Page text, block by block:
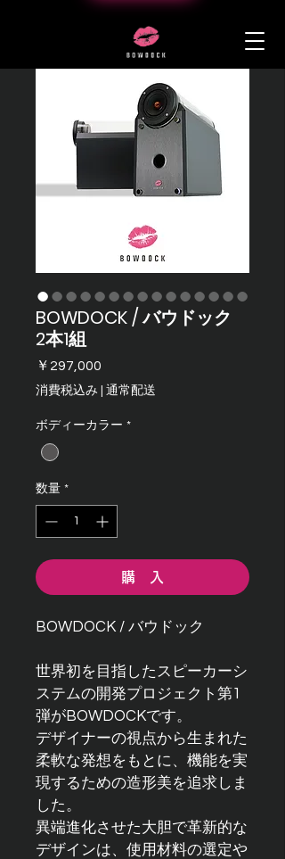
BOWDOCK / バウドック
2本1組
￥297,000
格
消費税込み 通常配送
ボディーカラー *
数量 *
購 入
BOWDOCK / バウドック
世界初を目指したスピーカーシ
ステムの開発プロジェクト第1
弾がBOWDOCKです。
デザイナーの視点から生まれた
柔軟な発想をもとに、機能を実
現するための造形美を追求しま
した。
異端進化させた大胆で革新的な
デザインは、使用材料の選定や